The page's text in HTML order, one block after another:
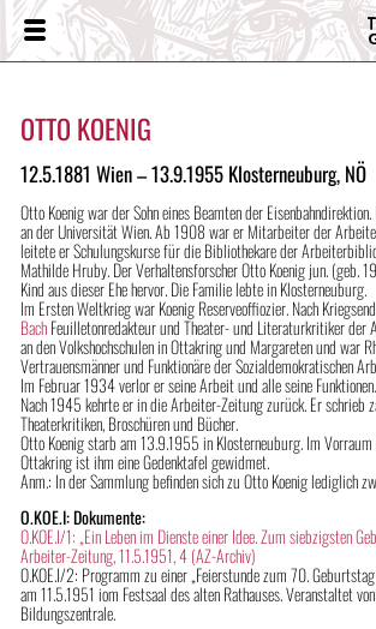
Menü
OTTO KOENIG
12.5.1881 Wien – 13.9.1955 Klosterneuburg, NÖ
Otto Koenig war der Sohn eines Beamten der
an der Universität Wien. Ab 1908 war er Mitarbeiter der
leitete er Schulungskurse für die Bibliothekare der
Mathilde Hruby. Der Verhaltensforscher Otto Koenig jun. (geb.
Kind aus dieser Ehe hervor. Die Familie lebte in Klosterneuburg.
Im Ersten Weltkrieg war Koenig Reserveoffiozier. Nach
BachFeuilletonredakteur und Theater- und Literaturkritiker der
an den Volkshochschulen in Ottakring und Margareten und war
Vertrauensmänner und Funktionäre der Sozialdemokratischen
Im Februar 1934 verlor er seine Arbeit und alle seine Funktionen.
Nach 1945 kehrte er in die Arbeiter-Zeitung zurück. Er schrieb
Theaterkritiken, Broschüren und Bücher.
Otto Koenig starb am 13.9.1955 in Klosterneuburg. Im Vorraum
Ottakring ist ihm eine Gedenktafel gewidmet.
Anm.: In der Sammlung befinden sich zu Otto Koenig lediglich
O.KOE.I: Dokumente:
O.KOE.I/1: „Ein Leben im Dienste einer Idee. Zum siebzigsten
Arbeiter-Zeitung, 11.5.1951, 4 (AZ-Archiv)
O.KOE.I/2: Programm zu einer „Feierstunde zum 70.
am 11.5.1951 iom Festsaal des alten Rathauses. Veranstaltet
Bildungszentrale.